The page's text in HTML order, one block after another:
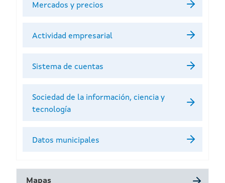
Mercados y precios
Actividad empresarial
Sistema de cuentas
Sociedad de la información, ciencia y
tecnología
Datos municipales
Mapas